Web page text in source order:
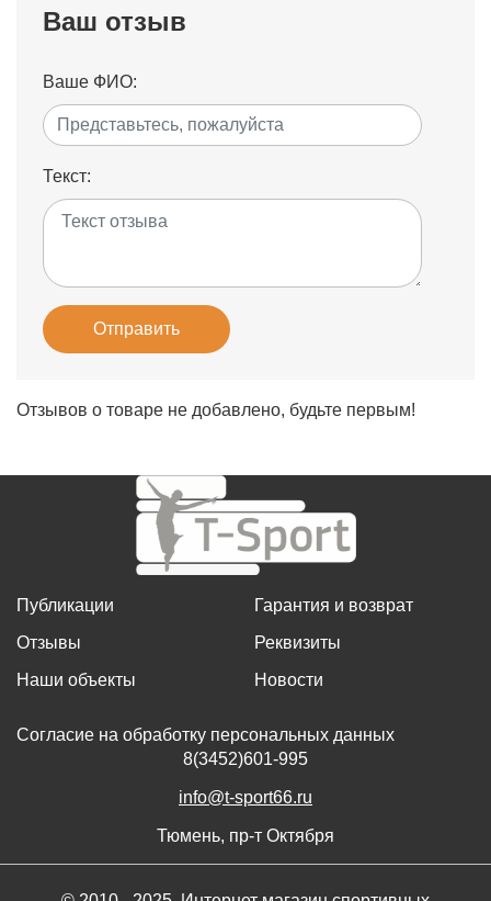
Ваш отзыв
Ваше ФИО:
Текст:
Отправить
Отзывов о товаре не добавлено, будьте первым!
Публикации
Отзывы
Наши объекты
Гарантия и возврат
Реквизиты
Новости
Согласие на обработку персональных данных
8(3452)601-995
info@t-sport66.ru
Тюмень, пр-т Октября